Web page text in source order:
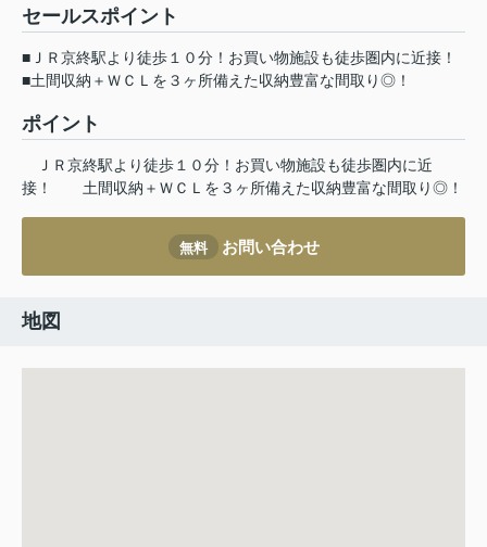
セールスポイント
■ＪＲ京終駅より徒歩１０分！お買い物施設も徒歩圏内に近接！
■土間収納＋ＷＣＬを３ヶ所備えた収納豊富な間取り◎！
ポイント
ＪＲ京終駅より徒歩１０分！お買い物施設も徒歩圏内に近
接！
土間収納＋ＷＣＬを３ヶ所備えた収納豊富な間取り◎！
無料 お問い合わせ
地図